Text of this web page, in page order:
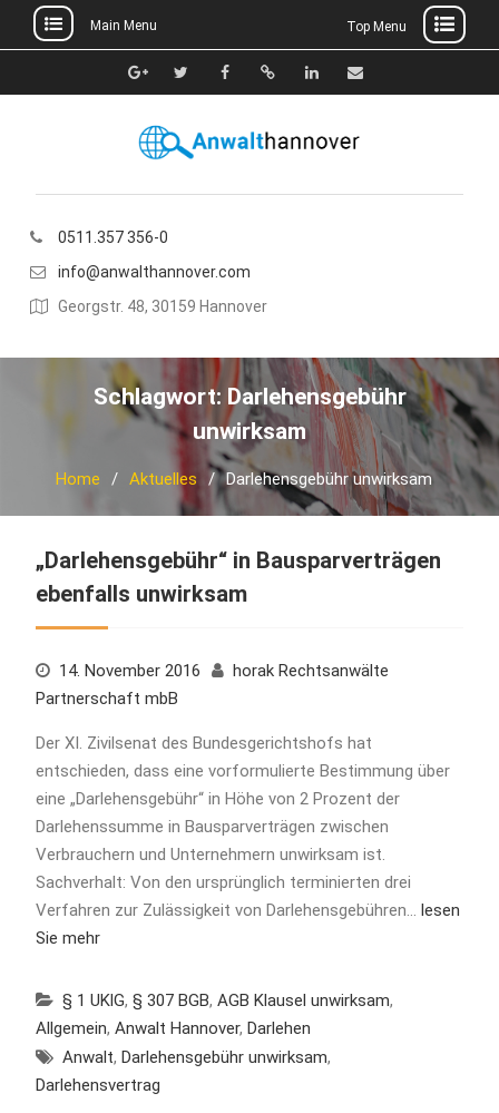
to
Main Menu Top Menu
Google+TwitterFacebook
Xing Linkedin
E-
0511.357 356-0
info@anwalthannover.com
Georgstr. 48, 30159 Hannover
Schlagwort: Darlehensgebühr
unwirksam
Home Aktuelles Darlehensgebühr unwirksam
„Darlehensgebühr“ in Bausparverträgen
ebenfalls unwirksam
14. November 2016
horak Rechtsanwälte
Partnerschaft mbB
Der XI. Zivilsenat des Bundesgerichtshofs hat
entschieden, dass eine vorformulierte Bestimmung über
eine „Darlehensgebühr“ in Höhe von 2 Prozent der
Darlehenssumme in Bausparverträgen zwischen
Verbrauchern und Unternehmern unwirksam ist.
Sachverhalt: Von den ursprünglich terminierten drei
Verfahren zur Zulässigkeit von Darlehensgebühren… lesen
Sie mehr
§ 1 UKlG, § 307 BGB, AGB Klausel unwirksam,
Allgemein, Anwalt Hannover, Darlehen
Anwalt, Darlehensgebühr unwirksam,
Darlehensvertrag